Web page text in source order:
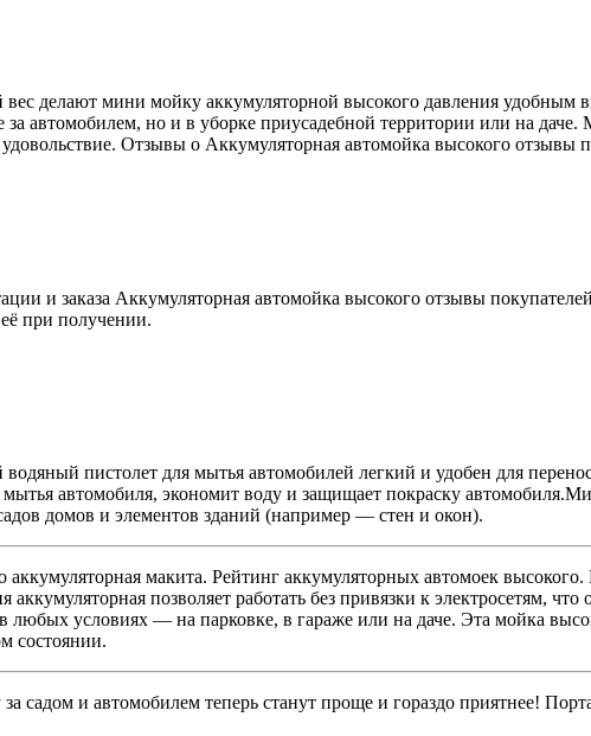
делают мини мойку аккумуляторной высокого давления удобным
автомобилем, но и в уборке приусадебной территории или на
Отзывы о Аккумуляторная автомойка высокого отзывы
и заказа Аккумуляторная автомойка высокого отзывы
при получении.
пистолет для мытья автомобилей легкий и удобен для
автомобиля, экономит воду и защищает покраску
домов и элементов зданий (например — стен и окон).
аккумуляторная макита. Рейтинг аккумуляторных автомоек
аккумуляторная позволяет работать без привязки к электросетям,
любых условиях — на парковке, в гараже или на даче. Эта мойка
состоянии.
садом и автомобилем теперь станут проще и гораздо приятнее!